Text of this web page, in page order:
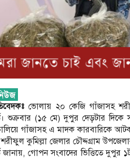
ভোলায় ২০ কেজি গাঁজাসহ
শুক্রবার (১৫ মে) দুপুর দেড়টার
গাঁজাসহ এ মাদক কারবারিকে
কুমিল্লা জেলার চৌদ্দগ্রাম উপজেলার
জানায়, গোপন সংবাদের ভিত্তিতে দুপুর